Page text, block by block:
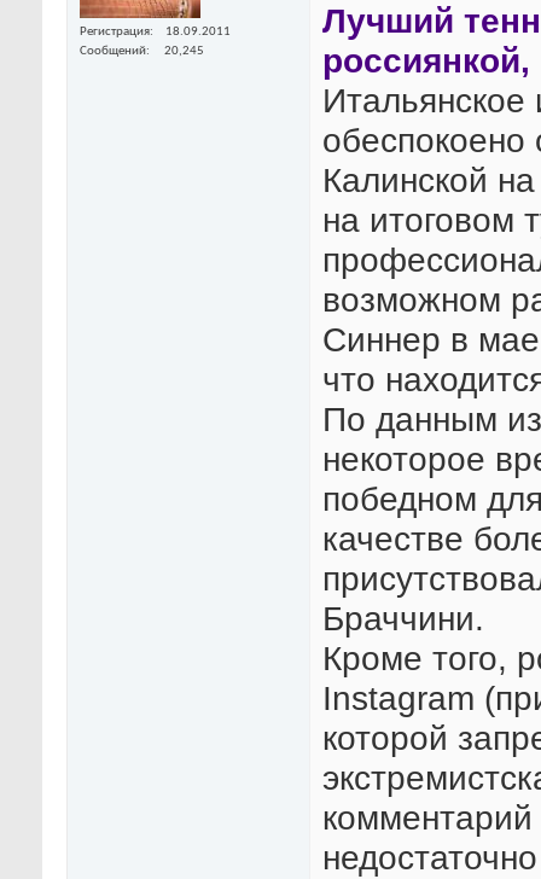
Регистрация
18.09.2011
Сообщений
20,245
Лучший
обеспокоено
Калинской
на итоговом
возможном
Синнер в
что
По данным
некоторое
победном
качестве
Браччини.
Кроме того,
Instagram
которой